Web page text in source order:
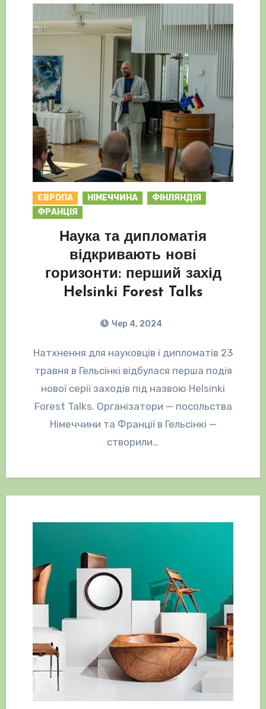
ЄВРОПА НІМЕЧЧИНА
ФІНЛЯНДІЯ
ФРАНЦІЯ
Наука та дипломатія
відкривають нові
горизонти: перший захід
Helsinki Forest Talks
Чер 4, 2024
Натхнення для науковців і дипломатів 23
травня в Гельсінкі відбулася перша подія
нової серії заходів під назвою Helsinki
Forest Talks. Організатори — посольства
Німеччини та Франції в Гельсінкі —
створили…